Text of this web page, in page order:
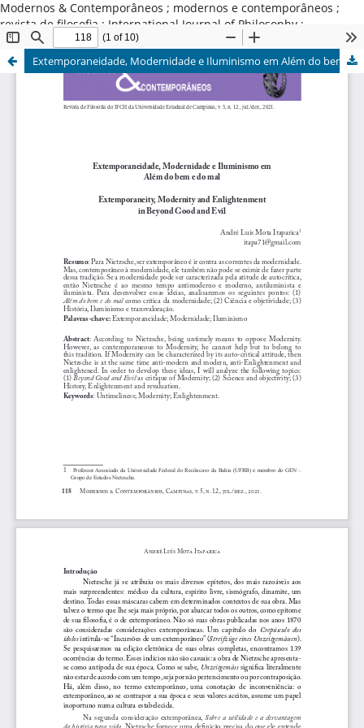
Modernos & Contemporâneos ; modernos e contemporâneos ;
revista de filosofia ; International Journal of Philosophy ;
Universidade Estadual de Campinas ; Brasil
Extemporaneidade, Modernidade e Iluminismo em Além do bem e do mal